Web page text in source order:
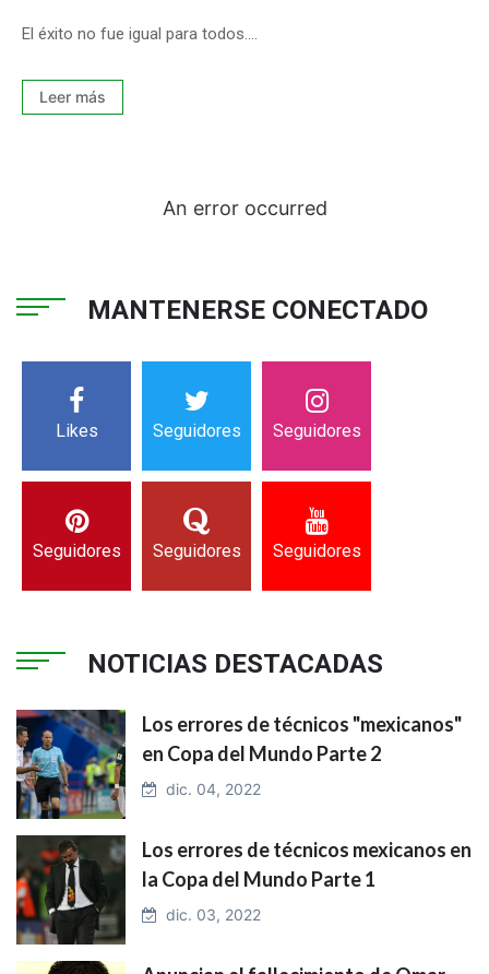
El éxito no fue igual para todos....
Leer más
An error occurred
MANTENERSE CONECTADO
Likes Seguidores Seguidores
Seguidores Seguidores Seguidores
NOTICIAS DESTACADAS
Los errores de técnicos "mexicanos"
en Copa del Mundo Parte 2
dic. 04, 2022
Los errores de técnicos mexicanos en
la Copa del Mundo Parte 1
dic. 03, 2022